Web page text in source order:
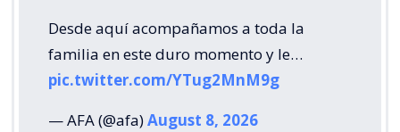
Desde aquí acompañamos a toda la
familia en este duro momento y le…
pic.twitter.com/YTug2MnM9g
— AFA (@afa)August 8, 2026